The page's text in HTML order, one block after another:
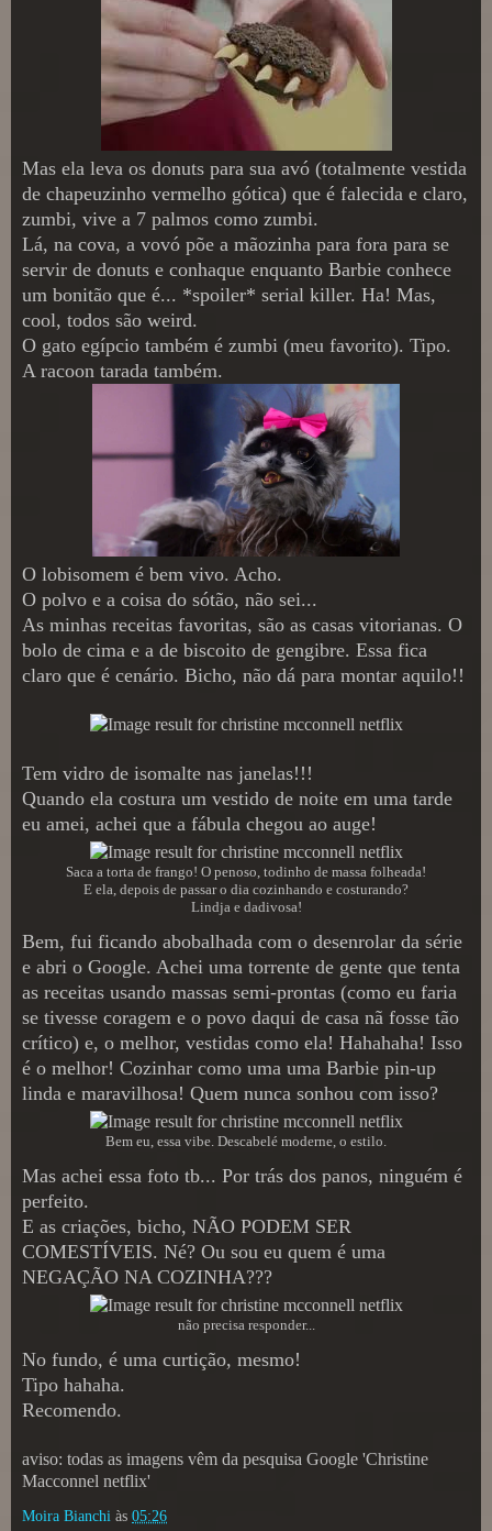
Mas ela leva os donuts para sua avó (totalmente vestida
de chapeuzinho vermelho gótica) que é falecida e claro,
zumbi, vive a 7 palmos como zumbi.
Lá, na cova, a vovó põe a mãozinha para fora para se
servir de donuts e conhaque enquanto Barbie conhece
um bonitão que é... *spoiler* serial killer. Ha! Mas,
cool, todos são weird.
O gato egípcio também é zumbi (meu favorito). Tipo.
A racoon tarada também.
O lobisomem é bem vivo. Acho.
O polvo e a coisa do sótão, não sei...
As minhas receitas favoritas, são as casas vitorianas. O
bolo de cima e a de biscoito de gengibre. Essa fica
claro que é cenário. Bicho, não dá para montar aquilo!!
Tem vidro de isomalte nas janelas!!!
Quando ela costura um vestido de noite em uma tarde
eu amei, achei que a fábula chegou ao auge!
Saca a torta de frango! O penoso, todinho de massa folheada!
E ela, depois de passar o dia cozinhando e costurando?
Lindja e dadivosa!
Bem, fui ficando abobalhada com o desenrolar da série
e abri o Google. Achei uma torrente de gente que tenta
as receitas usando massas semi-prontas (como eu faria
se tivesse coragem e o povo daqui de casa nã fosse tão
crítico) e, o melhor, vestidas como ela! Hahahaha! Isso
é o melhor! Cozinhar como uma uma Barbie pin-up
linda e maravilhosa! Quem nunca sonhou com isso?
Bem eu, essa vibe. Descabelé moderne, o estilo.
Mas achei essa foto tb... Por trás dos panos, ninguém é
perfeito.
E as criações, bicho, NÃO PODEM SER
COMESTÍVEIS. Né? Ou sou eu quem é uma
NEGAÇÃO NA COZINHA???
não precisa responder...
No fundo, é uma curtição, mesmo!
Tipo hahaha.
Recomendo.
aviso: todas as imagens vêm da pesquisa Google 'Christine
Macconnel netflix'
Moira Bianchi às 05:26